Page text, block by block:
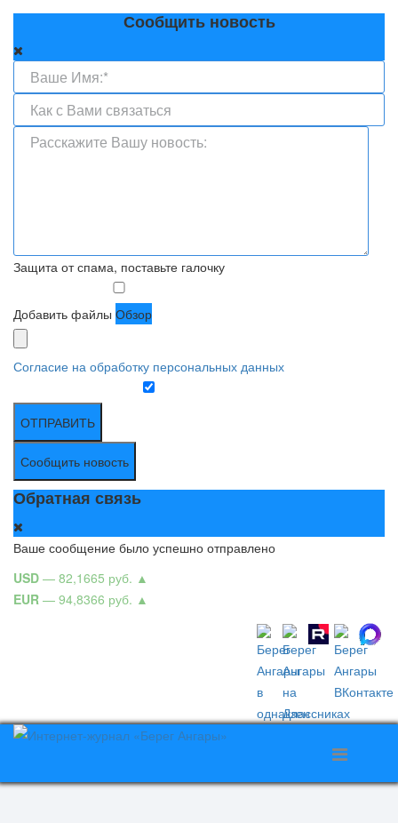
Сообщить новость
Защита от спама, поставьте галочку
Добавить файлы Обзор
Согласие на обработку персональных данных
ОТПРАВИТЬ
Сообщить новость
Обратная связь
Ваше сообщение было успешно отправлено
USD — 82,1665 руб. ▲
EUR — 94,8366 руб. ▲